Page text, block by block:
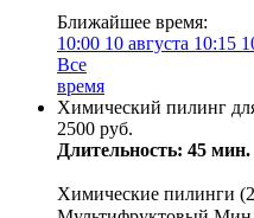
Ближайшее время:
10:00 10 августа 10:15
Все
время
Химический пилинг
2500 руб.
Длительность: 45 мин.
Химические пилинги